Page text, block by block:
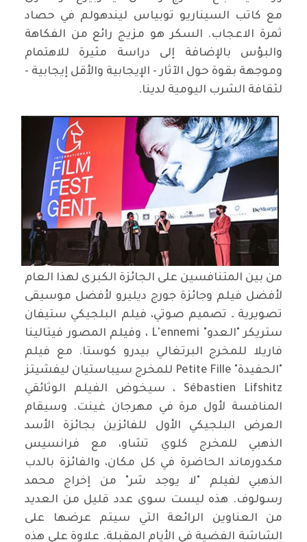
مع كاتب السيناريو توبياس ليندهولم في حصاد
ثمرة الاعجاب. السكر هو مزيج رائع من الفكاهة
والبؤس بالإضافة إلى دراسة مثيرة للاهتمام
وموجهة بقوة حول الآثار - الإيجابية والأقل إيجابية -
لثقافة الشرب اليومية لدينا.
من بين المتنافسين على الجائزة الكبرى لهذا العام
لأفضل فيلم وجائزة جورج ديليرو لأفضل موسيقى
تصويرية ـ تصميم صوتي، فيلم البلجيكي ستيفان
ستريكر "العدو" L'ennemi ، وفيلم المصور فيتالينا
فاريلا للمخرج البرتغالي بيدرو كوستا. مع فيلم
"الحفيدة" Petite Fille للمخرج سيباستيان ليفشيتز
Sébastien Lifshitz ، سيخوض الفيلم الوثائقي
المنافسة لأول مرة في مهرجان غينت. وسيقام
العرض البلجيكي الأول للفائزين بجائزة الأسد
الذهبي للمخرج كلوي تشاو، مع فرانسيس
مكدورماند الحاضرة في كل مكان، والفائزة بالدب
الذهبي لفيلم "لا يوجد شر" من إخراج محمد
رسولوف. هذه ليست سوى عدد قليل من العديد
من العناوين الرائعة التي سيتم عرضها على
الشاشة الفضية في الأيام المقبلة. علاوة على هذه